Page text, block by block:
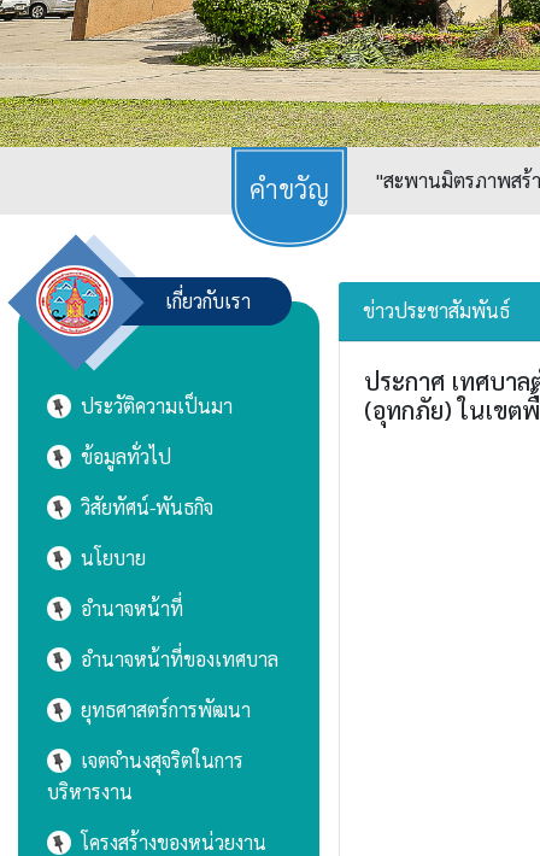
"สะพานมิตรภาพสร้
เกี่ยวกับเรา
ประวัติความเป็นมา
ข้อมูลทั่วไป
วิสัยทัศน์-พันธกิจ
นโยบาย
อำนาจหน้าที่
อำนาจหน้าที่ของเทศบาล
ยุทธศาสตร์การพัฒนา
เจตจำนงสุจริตในการ
บริหารงาน
โครงสร้างของหน่วยงาน
ข่าวประชาสัมพันธ์
ประกาศ เทศบา
(อุทกภัย) ในเขต